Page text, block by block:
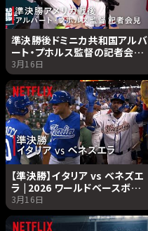
準決勝後ドミニカ共和国アルバ
ート・プホルス監督の記者会見
| 2026 ワールドベースボール
クラシック | Netflix Japan
3月16日
【準決勝】イタリア vs ベネズエ
ラ | 2026 ワールドベースボー
ルクラシック | Netflix Japan
3月16日